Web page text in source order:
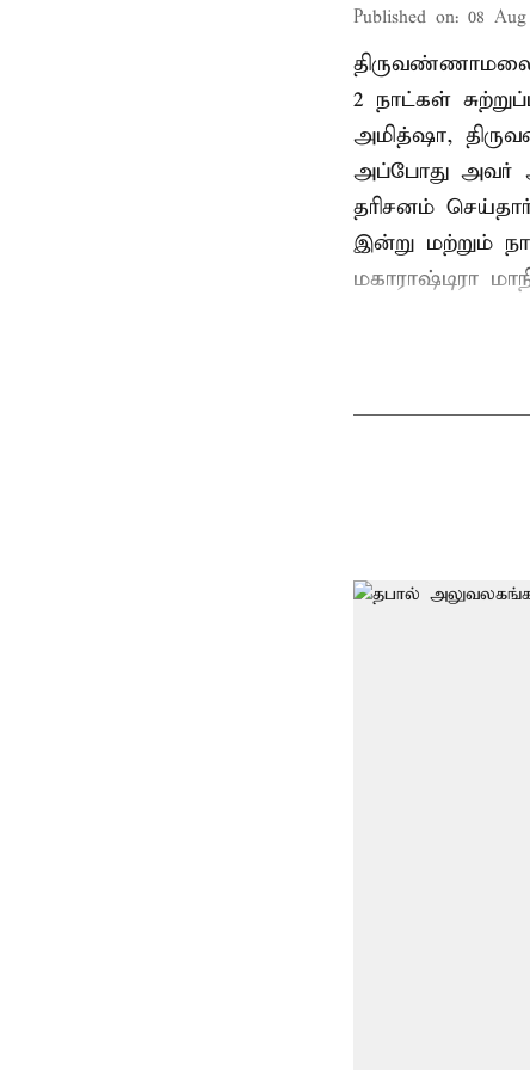
Published on: 08 Aug
2 நாட்கள்
அமித்ஷா,
அப்போது அவர்
தரிசனம்
இன்று மற்றும்
மகாராஷ்டிரா